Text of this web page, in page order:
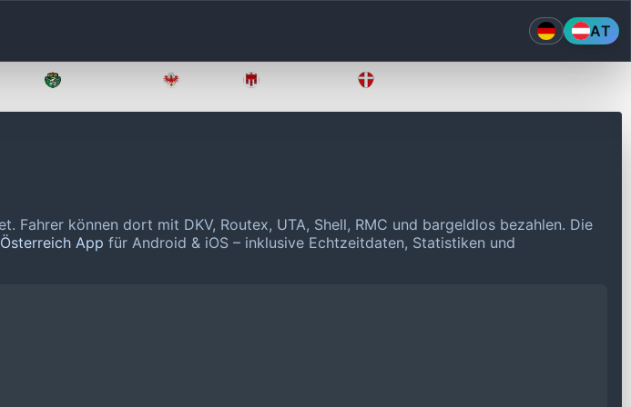
AT
Fahrer können dort mit DKV, Routex, UTA, Shell, RMC und bargeldlos bezahlen. Die
App für Android & iOS – inklusive Echtzeitdaten, Statistiken und